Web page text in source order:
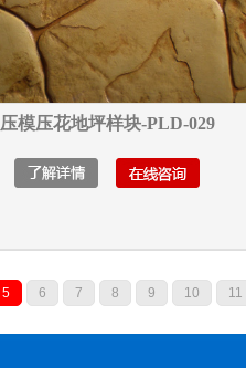
压模压花地坪样块-PLD-029
5 6 7 8 9 10 11